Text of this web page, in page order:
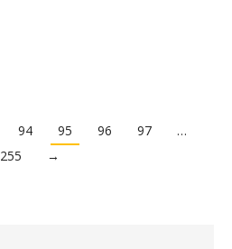
94 95 96 97
…
255
→